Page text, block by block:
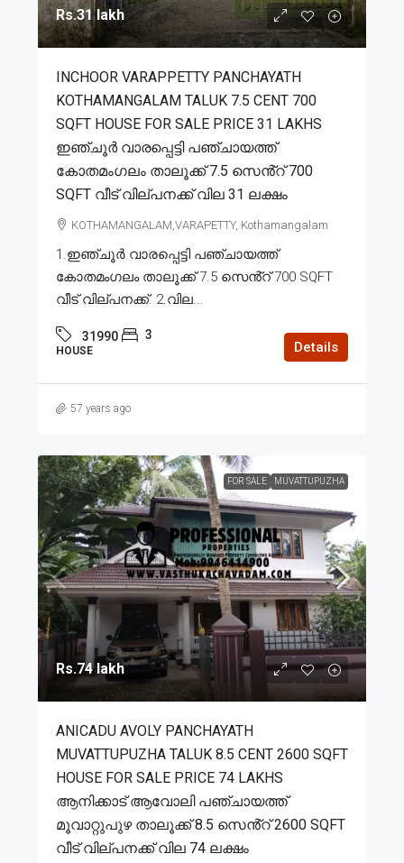
Rs.31 lakh
INCHOOR VARAPPETTY PANCHAYATH
KOTHAMANGALAM TALUK 7.5 CENT 700
SQFT HOUSE FOR SALE PRICE 31 LAKHS
ഇഞ്ചൂർ വാരപ്പെട്ടി പഞ്ചായത്ത്
കോതമംഗലം താലൂക്ക് 7.5 സെൻ്റ് 700
SQFT വീട് വില്പനക്ക് വില 31 ലക്ഷം
KOTHAMANGALAM,VARAPETTY, Kothamangalam
1.ഇഞ്ചൂർ വാരപ്പെട്ടി പഞ്ചായത്ത്
കോതമംഗലം താലൂക്ക് 7.5 സെൻ്റ് 700 SQFT
വീട് വില്പനക്ക്. 2.വില...
31990 3
HOUSE Details
57 years ago
FOR SALE MUVATTUPUZHA
Rs.74 lakh
ANICADU AVOLY PANCHAYATH
MUVATTUPUZHA TALUK 8.5 CENT 2600 SQFT
HOUSE FOR SALE PRICE 74 LAKHS
ആനിക്കാട് ആവോലി പഞ്ചായത്ത്
മൂവാറ്റുപുഴ താലൂക്ക് 8.5 സെൻ്റ് 2600 SQFT
വീട് വില്പനക്ക് വില 74 ലക്ഷം